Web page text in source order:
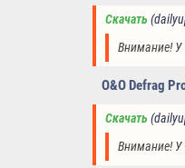
Скачать (
Внимание! У
O&O Defrag
Скачать (
Внимание! У